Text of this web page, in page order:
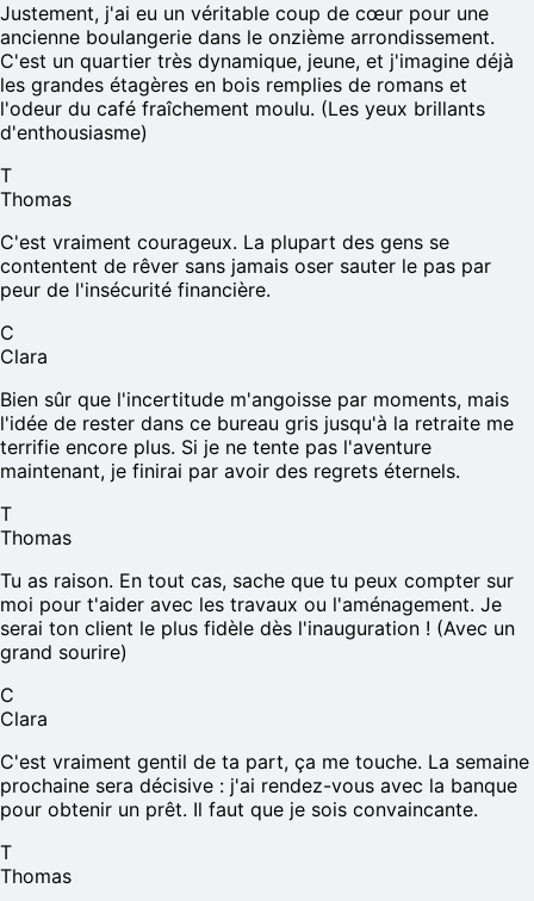
Justement, j'ai eu un véritable coup de cœur pour une
ancienne boulangerie dans le onzième arrondissement.
C'est un quartier très dynamique, jeune, et j'imagine déjà
les grandes étagères en bois remplies de romans et
l'odeur du café fraîchement moulu. (Les yeux brillants
d'enthousiasme)
T
Thomas
C'est vraiment courageux. La plupart des gens se
contentent de rêver sans jamais oser sauter le pas par
peur de l'insécurité financière.
C
Clara
Bien sûr que l'incertitude m'angoisse par moments, mais
l'idée de rester dans ce bureau gris jusqu'à la retraite me
terrifie encore plus. Si je ne tente pas l'aventure
maintenant, je finirai par avoir des regrets éternels.
T
Thomas
Tu as raison. En tout cas, sache que tu peux compter sur
moi pour t'aider avec les travaux ou l'aménagement. Je
serai ton client le plus fidèle dès l'inauguration ! (Avec un
grand sourire)
C
Clara
C'est vraiment gentil de ta part, ça me touche. La semaine
prochaine sera décisive : j'ai rendez-vous avec la banque
pour obtenir un prêt. Il faut que je sois convaincante.
T
Thomas